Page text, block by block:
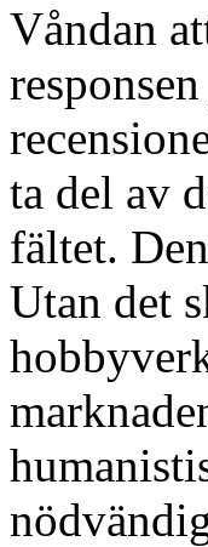
Våndan
ta del av
fältet.
Utan det